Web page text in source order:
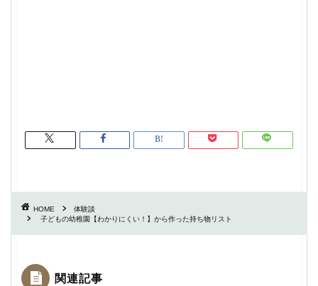
HOME
体験談
子どもの幼稚園【わかりにくい！】から作った持ち物リスト
関連記事